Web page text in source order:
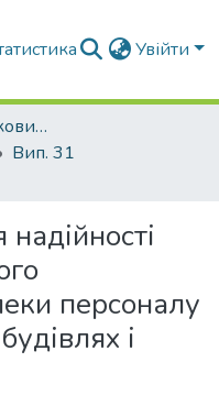
Увійти
Вибрані статті з наукових збірників КНУБА
Вип. 31
персоналу
і